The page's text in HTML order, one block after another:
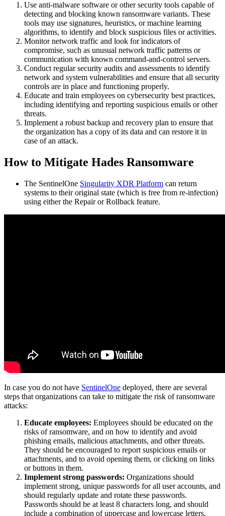
Use anti-malware software or other security tools capable of
detecting and blocking known ransomware variants. These
tools may use signatures, heuristics, or machine learning
algorithms, to identify and block suspicious files or activities.
Monitor network traffic and look for indicators of
compromise, such as unusual network traffic patterns or
communication with known command-and-control servers.
Conduct regular security audits and assessments to identify
network and system vulnerabilities and ensure that all security
controls are in place and functioning properly.
Educate and train employees on cybersecurity best practices,
including identifying and reporting suspicious emails or other
threats.
Implement a robust backup and recovery plan to ensure that
the organization has a copy of its data and can restore it in
case of an attack.
How to Mitigate Hades Ransomware
The SentinelOne Singularity XDR Platform can return
systems to their original state (which is free from re-infection)
using either the Repair or Rollback feature.
In case you do not have SentinelOne deployed, there are several
steps that organizations can take to mitigate the risk of ransomware
attacks:
Educate employees: Employees should be educated on the
risks of ransomware, and on how to identify and avoid
phishing emails, malicious attachments, and other threats.
They should be encouraged to report suspicious emails or
attachments, and to avoid opening them, or clicking on links
or buttons in them.
Implement strong passwords: Organizations should
implement strong, unique passwords for all user accounts, and
should regularly update and rotate these passwords.
Passwords should be at least 8 characters long, and should
include a combination of uppercase and lowercase letters,